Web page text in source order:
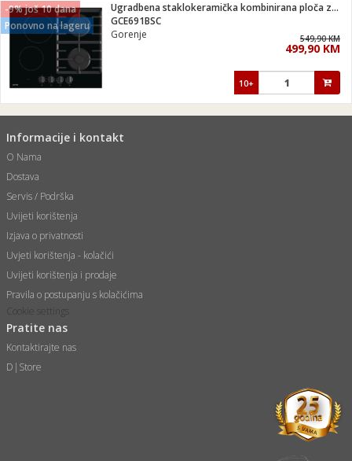
-9% još 10 dana
Ponovno na lageru
Ugradbena staklokeramička kombinirana ploča za kuhanje,3000W
GCE691BSC
Gorenje
549,90 KM
499,90 KM
10+
Informacije i kontakt
O Nama
Dostava
Servis / Podrška
Uvijeti korištenja
Izjava o privatnosti
Uvjeti korištenja - kolačići
Uvijeti korištenja i prodaje
Pravila o postupanju s kolačićima
Cookie settings
Pratite nas
Kontaktirajte nas
D|Store